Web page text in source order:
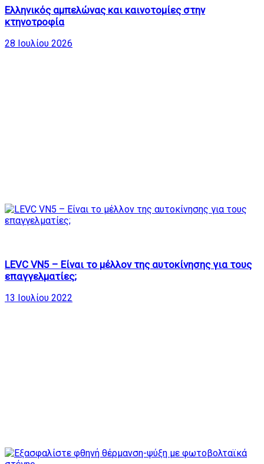
Ελληνικός αμπελώνας και καινοτομίες στην
κτηνοτροφία
28 Ιουλίου 2026
LEVC VN5 – Είναι το μέλλον της αυτοκίνησης για τους
επαγγελματίες;
13 Ιουλίου 2022